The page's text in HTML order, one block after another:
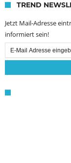
TREND
Jetzt Mail-Adresse
informiert sein!
Email
Subscription